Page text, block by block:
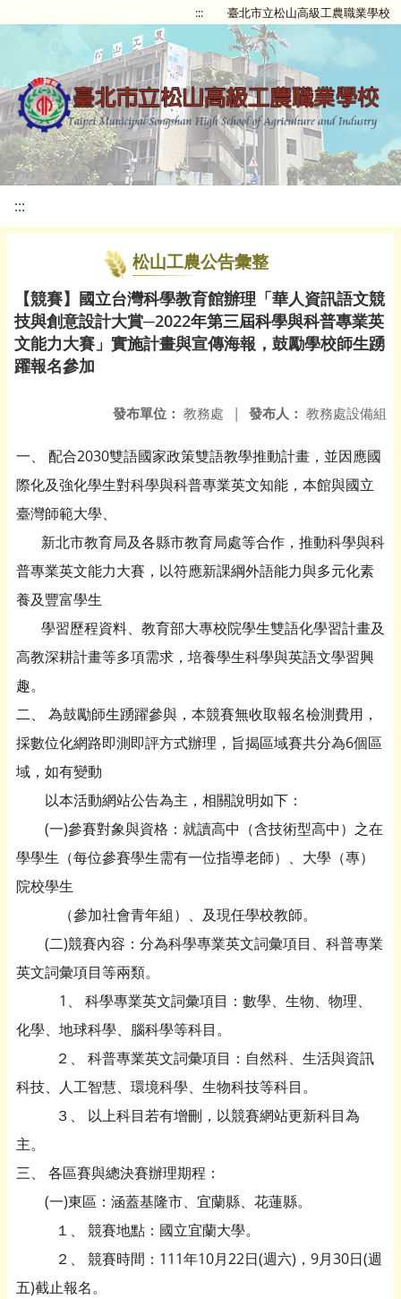
::: 臺北市立松山高級工農職業學校
:::
松山工農公告彙整
【競賽】國立台灣科學教育館辦理「華人資訊語文競
技與創意設計大賞─2022年第三屆科學與科普專業英
文能力大賽」實施計畫與宣傳海報，鼓勵學校師生踴
躍報名參加
發布人： 教務處設備組
發布單位： 教務處 |
一、 配合2030雙語國家政策雙語教學推動計畫，並因應國
際化及強化學生對科學與科普專業英文知能，本館與國立
臺灣師範大學、
新北市教育局及各縣市教育局處等合作，推動科學與科
普專業英文能力大賽，以符應新課綱外語能力與多元化素
養及豐富學生
學習歷程資料、教育部大專校院學生雙語化學習計畫及
高教深耕計畫等多項需求，培養學生科學與英語文學習興
趣。
二、 為鼓勵師生踴躍參與，本競賽無收取報名檢測費用，
採數位化網路即測即評方式辦理，旨揭區域賽共分為6個區
域，如有變動
以本活動網站公告為主，相關說明如下：
(一)參賽對象與資格：就讀高中（含技術型高中）之在
學學生（每位參賽學生需有一位指導老師）、大學（專）
院校學生
（參加社會青年組）、及現任學校教師。
(二)競賽內容：分為科學專業英文詞彙項目、科普專業
英文詞彙項目等兩類。
1、 科學專業英文詞彙項目：數學、生物、物理、
化學、地球科學、腦科學等科目。
２、 科普專業英文詞彙項目：自然科、生活與資訊
科技、人工智慧、環境科學、生物科技等科目。
３、 以上科目若有增刪，以競賽網站更新科目為
主。
三、 各區賽與總決賽辦理期程：
(一)東區：涵蓋基隆市、宜蘭縣、花蓮縣。
１、 競賽地點：國立宜蘭大學。
２、 競賽時間：111年10月22日(週六)，9月30日(週
五)截止報名。